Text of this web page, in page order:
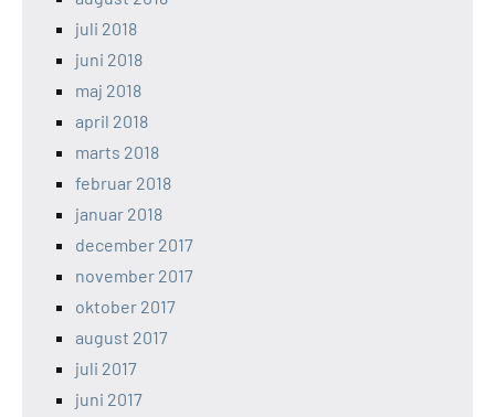
juli 2018
juni 2018
maj 2018
april 2018
marts 2018
februar 2018
januar 2018
december 2017
november 2017
oktober 2017
august 2017
juli 2017
juni 2017